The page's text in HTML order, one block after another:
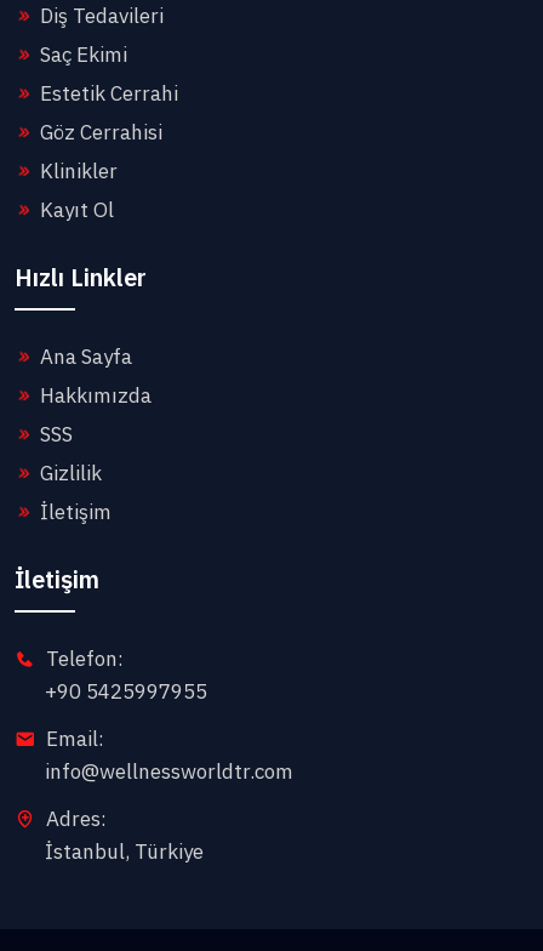
Diş Tedavileri
Saç Ekimi
Estetik Cerrahi
Göz Cerrahisi
Klinikler
Kayıt Ol
Hızlı Linkler
Ana Sayfa
Hakkımızda
SSS
Gizlilik
İletişim
İletişim
Telefon:
+90 5425997955
Email:
info@wellnessworldtr.com
Adres:
İstanbul, Türkiye